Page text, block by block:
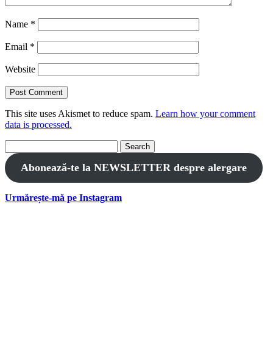
Name *
Email *
Website
This site uses Akismet to reduce spam. Learn how your comment
data is processed.
for:
Abonează-te la NEWSLETTER despre alergare
Urmărește-mă pe Instagram